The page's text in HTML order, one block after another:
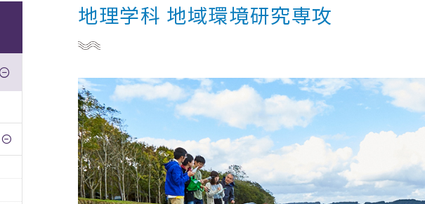
地理学科 地域環境研究専攻